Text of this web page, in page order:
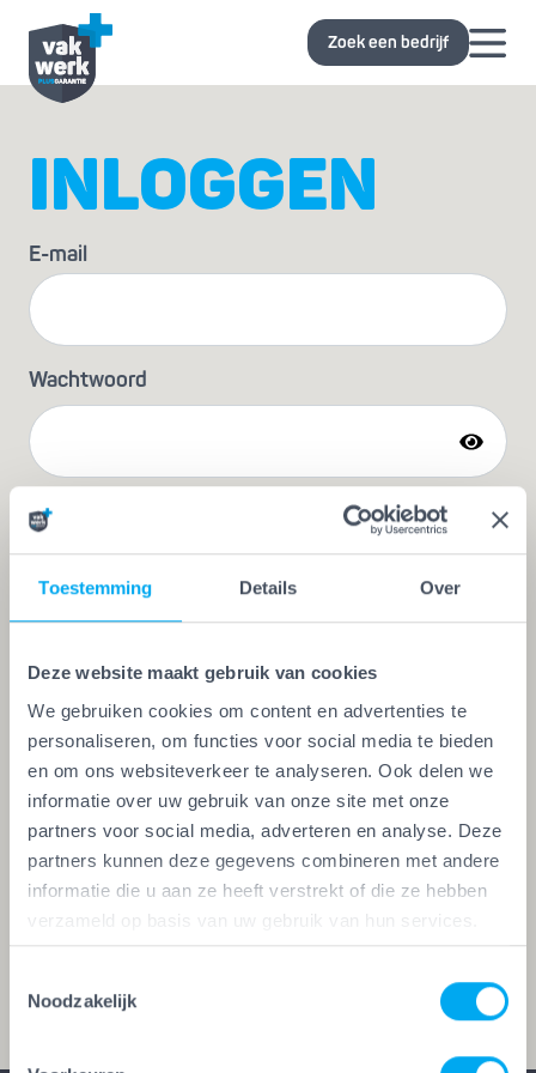
Toestemming Details Over
Deze website maakt gebruik van cookies
We gebruiken cookies om content en advertenties te
personaliseren, om functies voor social media te bieden
en om ons websiteverkeer te analyseren. Ook delen we
informatie over uw gebruik van onze site met onze
partners voor social media, adverteren en analyse. Deze
partners kunnen deze gegevens combineren met andere
informatie die u aan ze heeft verstrekt of die ze hebben
verzameld op basis van uw gebruik van hun services.
Noodzakelijk
Zoek een bedrijf
INLOGGEN
E-mail
Wachtwoord
Als Vakwerk Plus-bedrijf download of bestel je via
het portaal eenvoudig diverse
communicatiemiddelen. Ook vind je hier
antwoorden op veelgestelde vragen. Inloggen doe
je met de inloggegevens die je van ons hebt
ontvangen. Ben je deze kwijt of heb je ze niet
gekregen? Neem dan gerust contact met ons op
viainfo@vakwerkplusgarantie.nl. We helpen je
graag en zo snel mogelijk verder.
Mis je iets of heb je nog vragen?